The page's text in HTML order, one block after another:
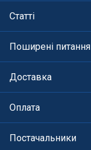
Труби і фіттінги
Корисні дрібнички
Розпродаж
Статті
Поширені питання
Доставка
Оплата
Постачальники